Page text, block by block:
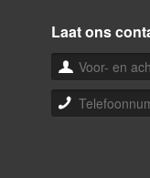
Laat ons